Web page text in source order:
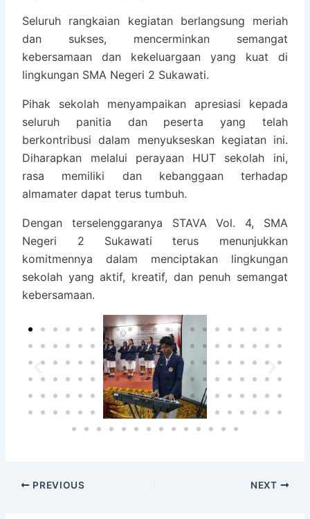
Seluruh rangkaian kegiatan berlangsung meriah
dan sukses, mencerminkan semangat
kebersamaan dan kekeluargaan yang kuat di
lingkungan SMA Negeri 2 Sukawati.
Pihak sekolah menyampaikan apresiasi kepada
seluruh panitia dan peserta yang telah
berkontribusi dalam menyukseskan kegiatan ini.
Diharapkan melalui perayaan HUT sekolah ini,
rasa memiliki dan kebanggaan terhadap
almamater dapat terus tumbuh.
Dengan terselenggaranya STAVA Vol. 4, SMA
Negeri 2 Sukawati terus menunjukkan
komitmennya dalam menciptakan lingkungan
sekolah yang aktif, kreatif, dan penuh semangat
kebersamaan.
PREVIOUS NEXT